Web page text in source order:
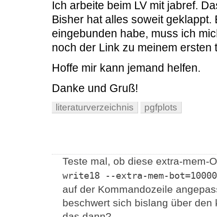
Ich arbeite beim LV mit jabref.
Bisher hat alles soweit
eingebunden habe, muss ich
noch der Link zu meinem
Hoffe mir kann jemand helfen.
Danke und Gruß!
literaturverzeichnis pgfplots
Teste mal, ob diese extra-mem-
write18 --extra-mem-
auf der Kommandozeile
beschwert sich bislang über